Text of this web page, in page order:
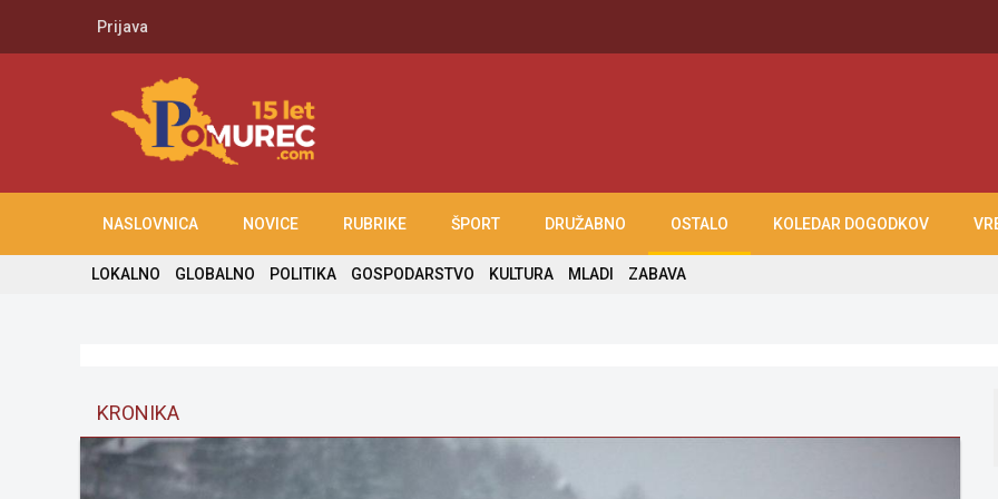
Prijava
NASLOVNICA NOVICE RUBRIKE ŠPORT DRUŽABNO OSTALO KOLEDAR DOGODKOV
LOKALNO GLOBALNO POLITIKA GOSPODARSTVO KULTURA MLADI ZABAVA
KRONIKA